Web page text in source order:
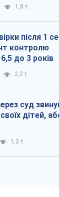
1,8 т.
після 1
контролю
до 3 років
2,2 т.
суд
дітей,
1,3 т.